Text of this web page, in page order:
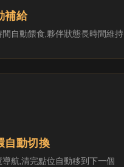
補給
自動餵食,夥伴狀態長時間維持
自動切換
航,清完點位自動移到下一個